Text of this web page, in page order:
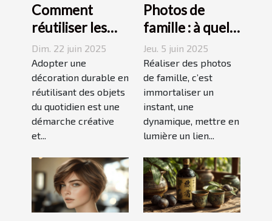
Comment
réutiliser les
objets du
quotidien pour
une décoration
durable
Dim. 22 juin 2025
Adopter une
décoration durable en
réutilisant des objets
du quotidien est une
démarche créative
et...
Photos de
famille : à quel
photographe
confier cette
tâche à
Grenoble ?
Jeu. 5 juin 2025
Réaliser des photos
de famille, c’est
immortaliser un
instant, une
dynamique, mettre en
lumière un lien...